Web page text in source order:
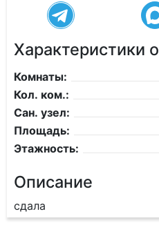
Характеристики
Комнаты:
Кол. ком.:
Сан. узел:
Площадь:
Этажность:
Описание
сдала